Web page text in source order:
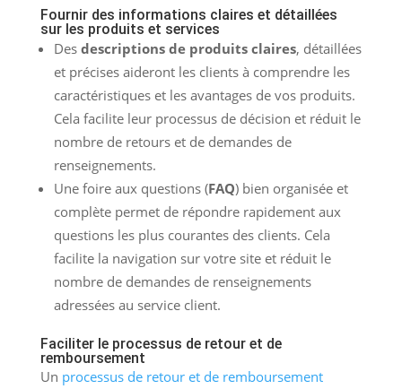
Fournir des informations claires et détaillées
sur les produits et services
Des descriptions de produits claires, détaillées
et précises aideront les clients à comprendre les
caractéristiques et les avantages de vos produits.
Cela facilite leur processus de décision et réduit le
nombre de retours et de demandes de
renseignements.
Une foire aux questions (FAQ) bien organisée et
complète permet de répondre rapidement aux
questions les plus courantes des clients. Cela
facilite la navigation sur votre site et réduit le
nombre de demandes de renseignements
adressées au service client.
Faciliter le processus de retour et de
remboursement
Un processus de retour et de remboursement